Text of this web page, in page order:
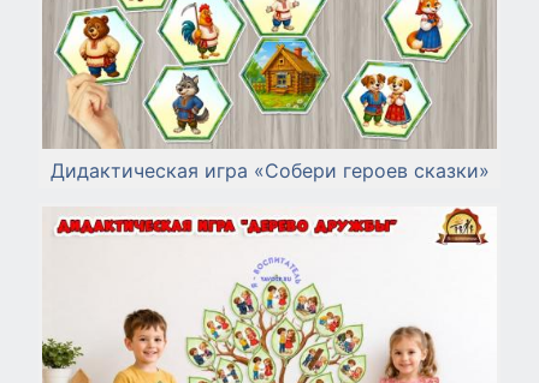
Дидактическая игра «Собери героев сказки»